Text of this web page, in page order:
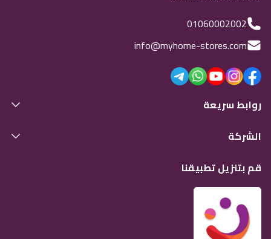
01060002002
info@myhome-stores.com
روابط سريعة
الشركة
قم بتنزيل تطبيقنا